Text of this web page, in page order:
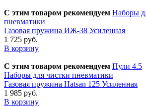
С этим товаром рекомендуем Наборы
пневматики
Газовая пружина ИЖ-38 Усиленная
1 725 руб.
В корзину
С этим товаром рекомендуем Пули 4.5
Наборы для чистки пневматики
Газовая пружина Hatsan 125 Усиленная
1 985 руб.
В корзину